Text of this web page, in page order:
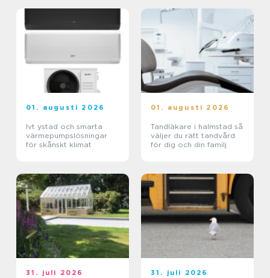
01. augusti 2026
Ivt ystad och smarta
värmepumpslösningar
för skånskt klimat
01. augusti 2026
Tandläkare i halmstad så
väljer du rätt tandvård
för dig och din familj
31. juli 2026 31. juli 2026